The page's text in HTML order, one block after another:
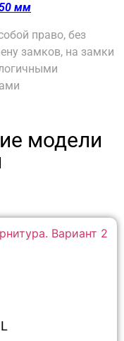
мм
право, без
замков, на замки
модели